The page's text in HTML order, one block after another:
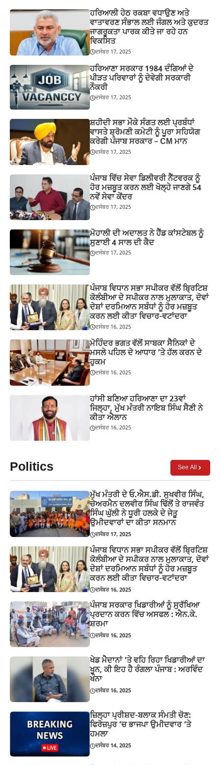
ਹਰਿਆਲੀ ਹੇਠ ਰਕਬਾ ਵਧਾਉਣ ਅਤੇ
ਵਾਤਾਵਰਣ ਸੰਭਾਲ ਲਈ ਜੰਗਲ ਅਤੇ ਕੁਦਰਤ
ਜਾਗਰੂਕਤਾ ਪਾਰਕ ਕੀਤੇ ਜਾ ਰਹੇ ਹਨ
ਵਿਕਸਿਤ
ਦਸੰਬਰ 17, 2025
ਹਰਿਆਣਾ ਸਰਕਾਰ 1984 ਦੰਗਿਆਂ ਦੇ
ਪੀੜਤ ਪਰਿਵਾਰਾਂ ਨੂੰ ਦੇਵੇਗੀ ਸਰਕਾਰੀ
ਨੌਕਰੀ
ਦਸੰਬਰ 17, 2025
ਸ਼ਹੀਦੀ ਸਭਾ ਮੌਕੇ ਸੰਗਤ ਲਈ ਪ੍ਰਬੰਧਾਂ
ਵਾਸਤੇ ਸ਼੍ਰੋਮਣੀ ਕਮੇਟੀ ਨੂੰ ਪੂਰਾ ਸਹਿਯੋਗ
ਕਰੇਗੀ ਪੰਜਾਬ ਸਰਕਾਰ – CM ਮਾਨ
ਦਸੰਬਰ 17, 2025
ਪੰਜਾਬ ਵਿੱਚ ਸੇਵਾ ਡਿਲੀਵਰੀ ਨੈੱਟਵਰਕ ਨੂੰ
ਹੋਰ ਮਜ਼ਬੂਤ ਕਰਨ ਲਈ ਖੋਲ੍ਹੇ ਜਾਣਗੇ 54
ਨਵੇਂ ਸੇਵਾ ਕੇਂਦਰ
ਦਸੰਬਰ 17, 2025
ਮੋਹਾਲੀ ਦੀ ਅਦਾਲਤ ਨੇ ਹੈੱਡ ਕਾਂਸਟੇਬਲ ਨੂੰ
ਸੁਣਾਈ 4 ਸਾਲ ਦੀ ਕੈਦ
ਦਸੰਬਰ 17, 2025
ਪੰਜਾਬ ਵਿਧਾਨ ਸਭਾ ਸਪੀਕਰ ਵੱਲੋਂ ਬ੍ਰਿਟਿਸ਼
ਕੋਲੰਬੀਆ ਦੇ ਸਪੀਕਰ ਨਾਲ ਮੁਲਾਕਾਤ, ਦੋਵਾਂ
ਦੇਸ਼ਾਂ ਦਰਮਿਆਨ ਸਬੰਧਾਂ ਨੂੰ ਹੋਰ ਮਜ਼ਬੂਤ
ਕਰਨ ਲਈ ਕੀਤਾ ਵਿਚਾਰ-ਵਟਾਂਦਰਾ
ਦਸੰਬਰ 16, 2025
ਮੋਹਿੰਦਰ ਭਗਤ ਵੱਲੋਂ ਸਾਬਕਾ ਸੈਨਿਕਾਂ ਦੇ
ਮਸਲੇ ਪਹਿਲ ਦੇ ਆਧਾਰ ’ਤੇ ਹੱਲ ਕਰਨ ਦੇ
ਹੁਕਮ
ਦਸੰਬਰ 16, 2025
ਹਾਂਸੀ ਬਣਿਆ ਹਰਿਆਣਾ ਦਾ 23ਵਾਂ
ਜਿਲ੍ਹਾ, ਮੁੱਖ ਮੰਤਰੀ ਨਾਇਬ ਸਿੰਘ ਸੈਣੀ ਨੇ
ਕੀਤਾ ਐਲਾਨ
ਦਸੰਬਰ 16, 2025
Politics See All
ਮੁੱਖ ਮੰਤਰੀ ਦੇ ਓ.ਐਸ.ਡੀ. ਸੁਖਵੀਰ ਸਿੰਘ,
ਚੇਅਰਮੈਨ ਦਲਵੀਰ ਸਿੰਘ ਢਿੱਲੋਂ ਤੇ ਰਾਜਵੰਤ
ਸਿੰਘ ਘੁੱਲੀ ਨੇ ਧੂਰੀ ਹਲਕੇ ਦੇ ਜੇਤੂ
ਉਮੀਦਵਾਰਾਂ ਦਾ ਕੀਤਾ ਸਨਮਾਨ
ਦਸੰਬਰ 17, 2025
ਪੰਜਾਬ ਵਿਧਾਨ ਸਭਾ ਸਪੀਕਰ ਵੱਲੋਂ ਬ੍ਰਿਟਿਸ਼
ਕੋਲੰਬੀਆ ਦੇ ਸਪੀਕਰ ਨਾਲ ਮੁਲਾਕਾਤ, ਦੋਵਾਂ
ਦੇਸ਼ਾਂ ਦਰਮਿਆਨ ਸਬੰਧਾਂ ਨੂੰ ਹੋਰ ਮਜ਼ਬੂਤ
ਕਰਨ ਲਈ ਕੀਤਾ ਵਿਚਾਰ-ਵਟਾਂਦਰਾ
ਦਸੰਬਰ 16, 2025
ਪੰਜਾਬ ਸਰਕਾਰ ਖਿਡਾਰੀਆਂ ਨੂੰ ਸੁਰੱਖਿਆ
ਪ੍ਰਦਾਨ ਕਰਨ ਵਿੱਚ ਅਸਫਲ : ਐਨ.ਕੇ.
ਸ਼ਰਮਾ
ਦਸੰਬਰ 16, 2025
ਖੇਡ ਮੈਦਾਨਾਂ ‘ਤੇ ਵਹਿ ਰਿਹਾ ਖਿਡਾਰੀਆਂ ਦਾ
ਖੂਨ, ਕੀ ਇਹ ਹੈ ਰੰਗਲਾ ਪੰਜਾਬ : ਅਰਵਿੰਦ
ਖੰਨਾ
ਦਸੰਬਰ 16, 2025
ਜ਼ਿਲ੍ਹਾ ਪ੍ਰੀਸ਼ਦ-ਬਲਾਕ ਸੰਮਤੀ ਚੋਣ:
ਫਿਰੋਜ਼ਪੁਰ ‘ਚ ਭਾਜਪਾ ਉਮੀਦਵਾਰ ‘ਤੇ
ਹਮਲਾ
ਦਸੰਬਰ 14, 2025